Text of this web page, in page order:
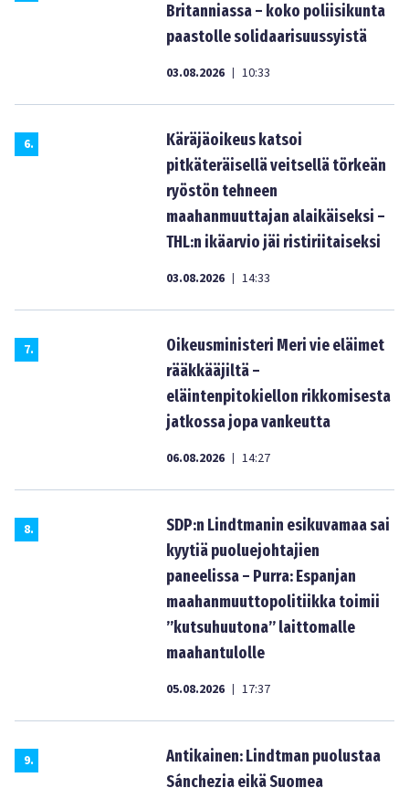
Britanniassa – koko poliisikunta
paastolle solidaarisuussyistä
03.08.2026 | 10:33
6.
Käräjäoikeus katsoi
pitkäteräisellä veitsellä törkeän
ryöstön tehneen
maahanmuuttajan alaikäiseksi –
THL:n ikäarvio jäi ristiriitaiseksi
03.08.2026 | 14:33
7.
Oikeusministeri Meri vie eläimet
rääkkääjiltä –
eläintenpitokiellon rikkomisesta
jatkossa jopa vankeutta
06.08.2026 | 14:27
8.
SDP:n Lindtmanin esikuvamaa sai
kyytiä puoluejohtajien
paneelissa – Purra: Espanjan
maahanmuuttopolitiikka toimii
”kutsuhuutona” laittomalle
maahantulolle
05.08.2026 | 17:37
9.
Antikainen: Lindtman puolustaa
Sánchezia eikä Suomea